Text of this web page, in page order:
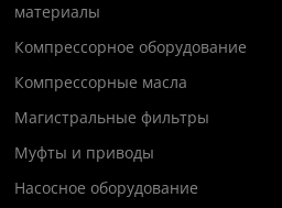
материалы
Компрессорное оборудование
Компрессорные масла
Магистральные фильтры
Муфты и приводы
Насосное оборудование